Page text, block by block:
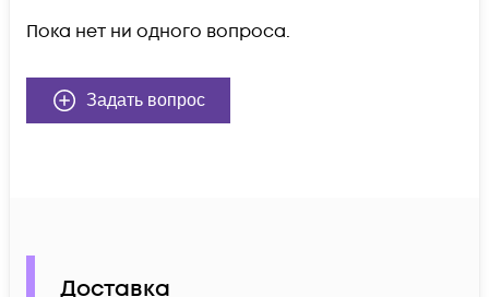
Пока нет ни одного вопроса.
Задать вопрос
Доставка